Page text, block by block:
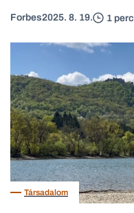
Forbes2025. 8. 19. 1 perc
Társadalom